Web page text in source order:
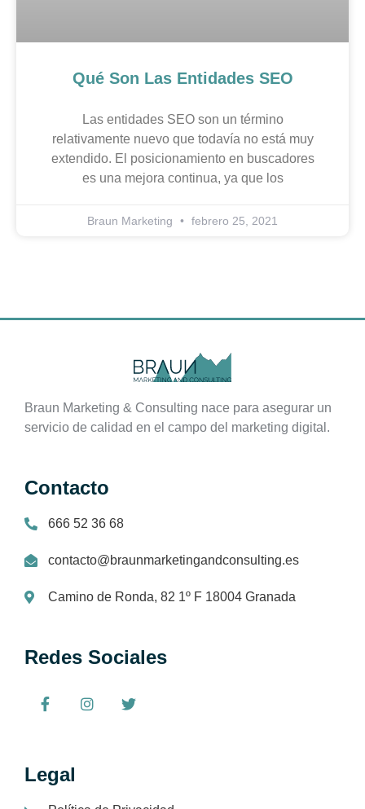
Qué Son Las Entidades SEO
Las entidades SEO son un término
relativamente nuevo que todavía no está muy
extendido. El posicionamiento en buscadores
es una mejora continua, ya que los
Braun Marketing febrero 25, 2021
Braun Marketing & Consulting nace para asegurar un
servicio de calidad en el campo del marketing digital.
Contacto
666 52 36 68
contacto@braunmarketingandconsulting.es
Camino de Ronda, 82 1º F 18004 Granada
Redes Sociales
Legal